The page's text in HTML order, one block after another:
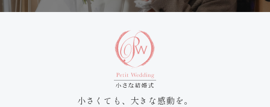
小さくても、大きな感動を。